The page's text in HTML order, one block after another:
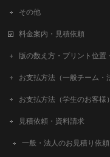
その他
料金案内・見積依頼
版の数え方・プリント位置
お支払方法（一般チーム・
お支払方法（学生のお客様）
見積依頼・資料請求
一般・法人のお見積り依頼